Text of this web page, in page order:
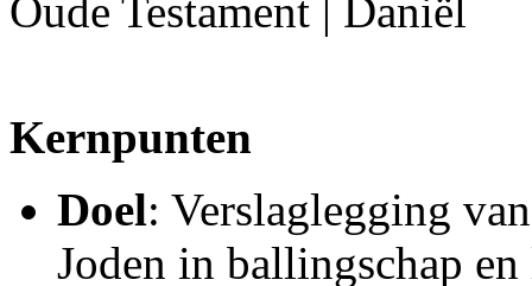
Oude Testament | Daniël
Kernpunten
Doel: Verslaglegging
Joden in ballingschap